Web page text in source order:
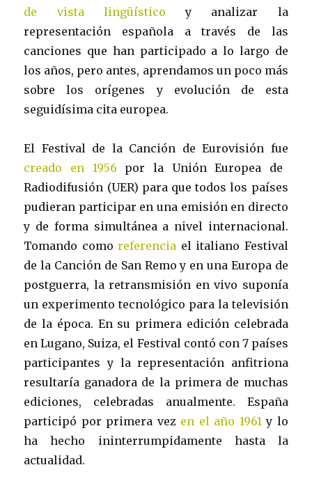
de vista lingüístico y analizar la
representación española a través de las
canciones que han participado a lo largo de
los años, pero antes, aprendamos un poco más
sobre los orígenes y evolución de esta
seguidísima cita europea.
El Festival de la Canción de Eurovisión fue
creado en 1956 por la Unión Europea de
Radiodifusión (UER) para que todos los países
pudieran participar en una emisión en directo
y de forma simultánea a nivel internacional.
Tomando comoreferencia el italiano Festival
de la Canción de San Remo y en una Europa de
postguerra, la retransmisión en vivo suponía
un experimento tecnológico para la televisión
de la época. En su primera edición celebrada
en Lugano, Suiza, el Festival contó con 7 países
participantes y la representación anfitriona
resultaría ganadora de la primera de muchas
ediciones, celebradas anualmente. España
participó por primera vez en el año 1961y lo
ha hecho ininterrumpidamente hasta la
actualidad.